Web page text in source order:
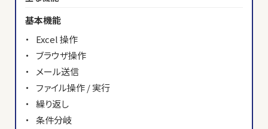
基本機能
Excel 操作
ブラウザ操作
メール送信
ファイル操作 / 実行
繰り返し
条件分岐